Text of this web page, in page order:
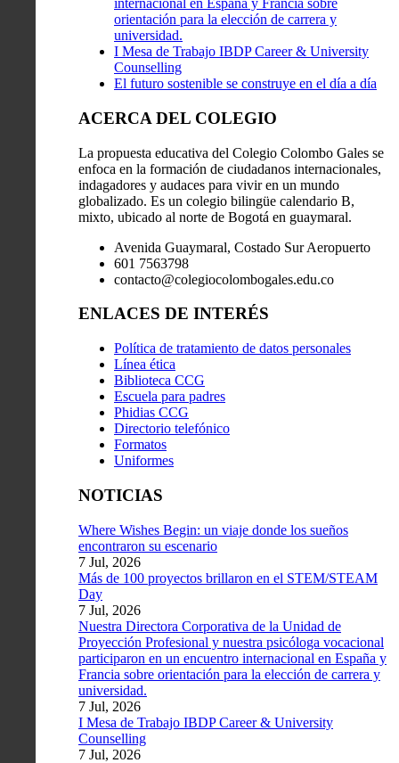
internacional en España y Francia sobre
orientación para la elección de carrera y
universidad.
I Mesa de Trabajo IBDP Career & University
Counselling
El futuro sostenible se construye en el día a día
ACERCA DEL COLEGIO
La propuesta educativa del Colegio Colombo Gales se
enfoca en la formación de ciudadanos internacionales,
indagadores y audaces para vivir en un mundo
globalizado. Es un colegio bilingüe calendario B,
mixto, ubicado al norte de Bogotá en guaymaral.
Avenida Guaymaral, Costado Sur Aeropuerto
601 7563798
contacto@colegiocolombogales.edu.co
ENLACES DE INTERÉS
Política de tratamiento de datos personales
Línea ética
Biblioteca CCG
Escuela para padres
Phidias CCG
Directorio telefónico
Formatos
Uniformes
NOTICIAS
Where Wishes Begin: un viaje donde los sueños
encontraron su escenario
7 Jul, 2026
Más de 100 proyectos brillaron en el STEM/STEAM
Day
7 Jul, 2026
Nuestra Directora Corporativa de la Unidad de
Proyección Profesional y nuestra psicóloga vocacional
participaron en un encuentro internacional en España y
Francia sobre orientación para la elección de carrera y
universidad.
7 Jul, 2026
I Mesa de Trabajo IBDP Career & University
Counselling
7 Jul, 2026